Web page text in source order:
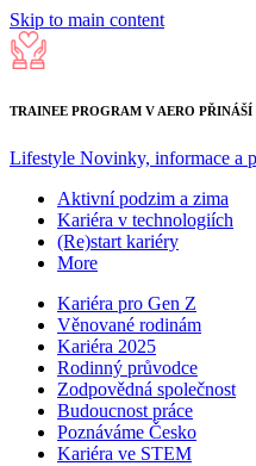
Skip to main content
TRAINEE PROGRAM V AERO
Lifestyle Novinky, informace a
Aktivní podzim a zima
Kariéra v technologiích
(Re)start kariéry
More
Kariéra pro Gen Z
Věnované rodinám
Kariéra 2025
Rodinný průvodce
Zodpovědná společnost
Budoucnost práce
Poznáváme Česko
Kariéra ve STEM